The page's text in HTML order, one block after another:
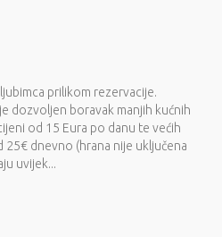
prilikom rezervacije.
dozvoljen boravak manjih kućnih
od 15 Eura po danu te većih
25€ dnevno (hrana nije uključena
uvijek...